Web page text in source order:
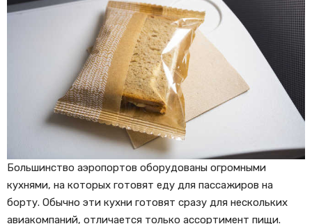
Большинство аэропортов оборудованы огромными
кухнями, на которых готовят еду для пассажиров на
борту. Обычно эти кухни готовят сразу для нескольких
авиакомпаний, отличается только ассортимент пищи.